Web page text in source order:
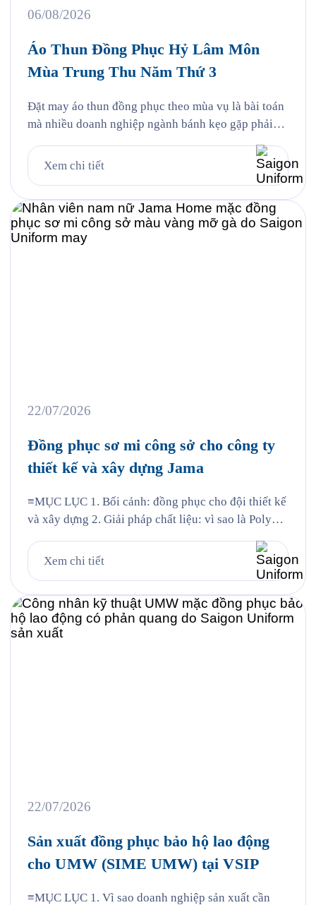
06/08/2026
Áo Thun Đồng Phục Hỷ Lâm Môn
Mùa Trung Thu Năm Thứ 3
Đặt may áo thun đồng phục theo mùa vụ là bài toán
mà nhiều doanh nghiệp ngành bánh kẹo gặp phải
lên, mỗi năm khi mùa bánh Trung Thu về, Hỷ Lâm
Môn lại cùng Saigon Uniform chuẩn bị một bộ đồng
Xem chi tiết
22/07/2026
Đồng phục sơ mi công sở cho công ty
thiết kế và xây dựng Jama
≡MỤC LỤC 1. Bối cảnh: đồng phục cho đội thiết kế
và xây dựng 2. Giải pháp chất liệu: vì sao là Poly
chi tiết thêu 5. Quy trình Saigon Uniform đã thực
hiện cho Jama 6. Câu hỏi thường gặp 6.1. Vải […]
Xem chi tiết
22/07/2026
Sản xuất đồng phục bảo hộ lao động
cho UMW (SIME UMW) tại VSIP
≡MỤC LỤC 1. Vì sao doanh nghiệp sản xuất cần